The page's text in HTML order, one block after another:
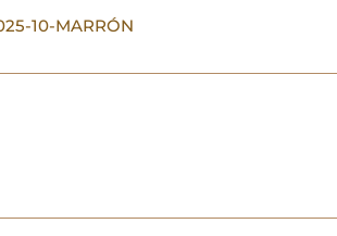
10-MARRÓN